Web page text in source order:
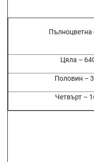
Пълноцветна
Цяла –
Половин –
Четвърт –